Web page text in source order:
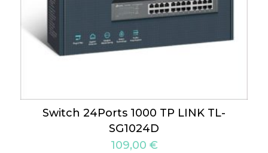
Switch 24Ports 1000 TP LINK TL-
SG1024D
109,00 €